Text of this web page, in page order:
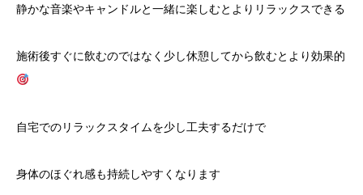
静かな音楽やキャンドルと一緒に楽しむとよりリラックスできる
施術後すぐに飲むのではなく少し休憩してから飲むとより効果的
自宅でのリラックスタイムを少し工夫するだけで
身体のほぐれ感も持続しやすくなります